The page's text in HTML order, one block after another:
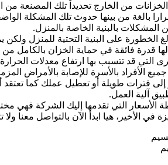
من الخارج تحديداً تلك المصنعة من
بالغة من بينها حدوث تلك المشكلة
بالبنية الخاصة بالمنزل.
الخطورة على البنية التحتية للمنزل
قدرة فائقة في حماية الخزان بالكامل
التي قد تتسبب بها ارتفاع معدلات
بالأسرة للإصابة بالأمراض
إلى فترات طويلة أو تعطيل عملك كما
آلية العمل.
الأسعار التي تقدمها إليك الشركة فهي
في الأخير، هيا ابدأ الآن بالتواصل معنا ولا